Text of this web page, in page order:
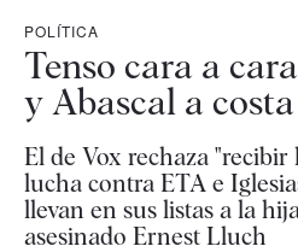
POLÍTICA
Tenso cara a
y Abascal a
El de Vox rechaza "recibir
lucha contra ETA e
llevan en sus listas a la
asesinado Ernest Lluch